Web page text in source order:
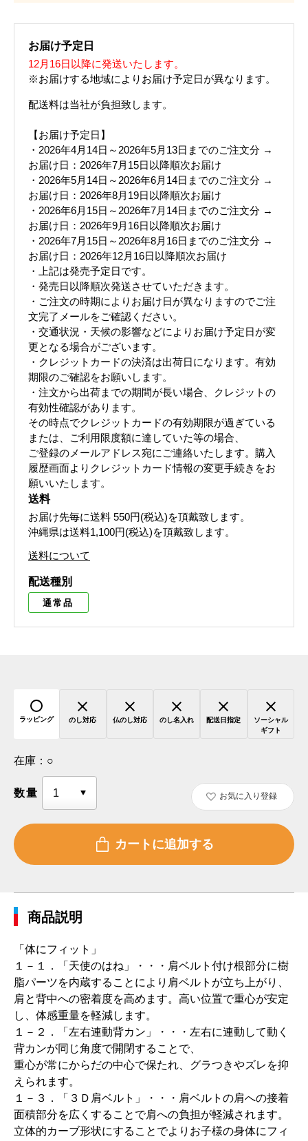
お届け予定日
12月16日以降に発送いたします。
※お届けする地域によりお届け予定日が異なります。
配送料は当社が負担致します。
【お届け予定日】
・2026年4月14日～2026年5月13日までのご注文分 →
お届け日：2026年7月15日以降順次お届け
・2026年5月14日～2026年6月14日までのご注文分 →
お届け日：2026年8月19日以降順次お届け
・2026年6月15日～2026年7月14日までのご注文分 →
お届け日：2026年9月16日以降順次お届け
・2026年7月15日～2026年8月16日までのご注文分 →
お届け日：2026年12月16日以降順次お届け
・上記は発売予定日です。
・発売日以降順次発送させていただきます。
・ご注文の時期によりお届け日が異なりますのでご注
文完了メールをご確認ください。
・交通状況・天候の影響などによりお届け予定日が変
更となる場合がございます。
・クレジットカードの決済は出荷日になります。有効
期限のご確認をお願いします。
・注文から出荷までの期間が長い場合、クレジットの
有効性確認があります。
その時点でクレジットカードの有効期限が過ぎている
または、ご利用限度額に達していた等の場合、
ご登録のメールアドレス宛にご連絡いたします。購入
履歴画面よりクレジットカード情報の変更手続きをお
願いいたします。
送料
お届け先毎に送料 550円(税込)を頂戴致します。
沖縄県は送料1,100円(税込)を頂戴致します。
送料について
配送種別
通常品
ラッピング のし対応 仏のし対応 のし名入れ 配送日指定
ソーシャル
ギフト
在庫： ○
数量 お気に入り登録
商品説明
「体にフィット」
１－１．「天使のはね」・・・肩ベルト付け根部分に樹
脂パーツを内蔵することにより肩ベルトが立ち上がり、
肩と背中への密着度を高めます。高い位置で重心が安定
し、体感重量を軽減します。
１－２．「左右連動背カン」・・・左右に連動して動く
背カンが同じ角度で開閉することで、
重心が常にからだの中心で保たれ、グラつきやズレを抑
えられます。
１－３．「３Ｄ肩ベルト」・・・肩ベルトの肩への接着
面積部分を広くすることで肩への負担が軽減されます。
立体的カーブ形状にすることでよりお子様の身体にフィ